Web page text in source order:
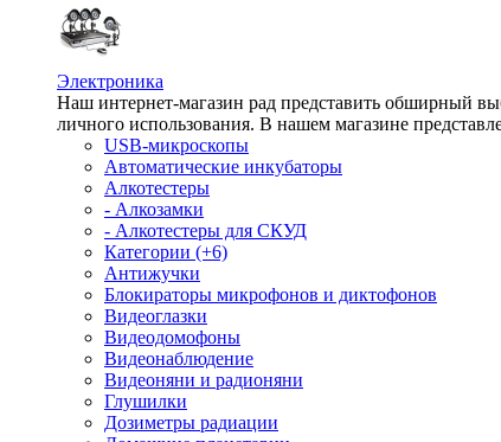
Электроника
Наш интернет-магазин рад представить обширный
личного использования. В нашем магазине
USB-микроскопы
Автоматические инкубаторы
Алкотестеры
- Алкозамки
- Алкотестеры для СКУД
Категории (+6)
Антижучки
Блокираторы микрофонов и диктофонов
Видеоглазки
Видеодомофоны
Видеонаблюдение
Видеоняни и радионяни
Глушилки
Дозиметры радиации